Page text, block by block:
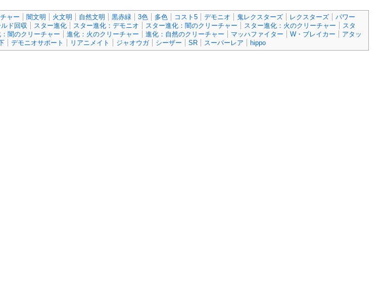
ャー 闇文明 火文明 自然文明 黒赤緑 3色 多色 コスト5 デモニオ 鬼レクスターズ レクスターズ
パワー
ド回収 スター進化 スター進化：デモニオ スター進化：闇のクリーチャー スター進化：火のクリーチャー
スタ
闇のクリーチャー 進化：火のクリーチャー 進化：自然のクリーチャー マッハファイター W・ブレイカー
アタッ
デモニオサポート リアニメイト ジャオウガ シーザー SR スーパーレア hippo